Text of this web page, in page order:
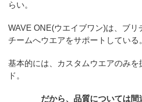
らい。
WAVE ONE(ウエイブワン)は、ブ
チームへウエアをサポートしている
基本的には、カスタムウエアのみを
ド。
だから、品質については間